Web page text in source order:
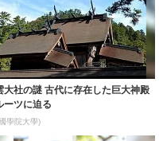
大社の謎 古代に存在した巨大神殿
ーツに迫る
學院大學)